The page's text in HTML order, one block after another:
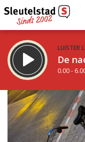
LUISTER
De
0.00 -
STRAKS:
De ochtend van
6.00 - 12.00 uur
Vorig uur